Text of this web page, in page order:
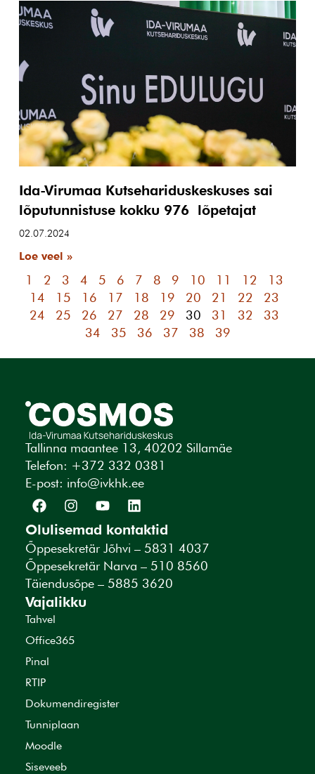
Ida-Virumaa Kutsehariduskeskuses sai
lõputunnistuse kokku 976 lõpetajat
02.07.2024
Loe veel »
1 2 3 4 5 6 7 8 9 10 11 12
13
14
15 16 17 18 19 20 21 22
23
24
25 26 27 28 29 30 31 32
33
34
35 36 37 38 39
Tallinna maantee 13, 40202 Sillamäe
Telefon: +372 332 0381
E-post: info@ivkhk.ee
Olulisemad kontaktid
Õppesekretär Jõhvi – 5831 4037
Õppesekretär Narva – 510 8560
Täiendusõpe – 5885 3620
Vajalikku
Tahvel
Office365
Pinal
RTIP
Dokumendiregister
Tunniplaan
Moodle
Siseveeb